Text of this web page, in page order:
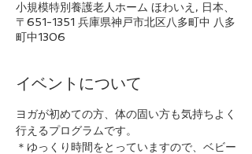
小規模特別養護老人ホーム ほわいえ, 日本、
〒651-1351 兵庫県神戸市北区八多町中 八多
町中1306
イベントについて
ヨガが初めての方、体の固い方も気持ちよく
＊ゆっくり時間をとっていますので、ベビー